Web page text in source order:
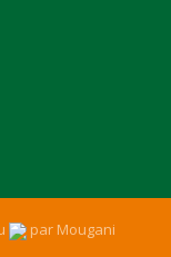
par Mougani